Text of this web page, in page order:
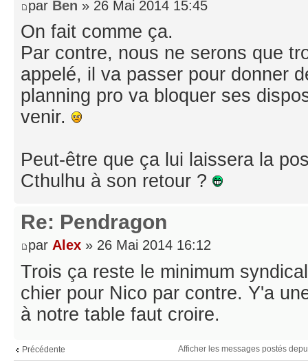
par Ben » 26 Mai 2014 15:45
On fait comme ça.
Par contre, nous ne serons que
appelé, il va passer pour donner
planning pro va bloquer ses
venir.
Peut-être que ça lui laissera la
Cthulhu à son retour ?
Re: Pendragon
par Alex » 26 Mai 2014 16:12
Trois ça reste le minimum
chier pour Nico par contre. Y'a
à notre table faut croire.
Précédente Afficher les messages postés